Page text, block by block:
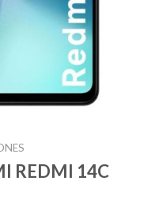
REDMI 14C